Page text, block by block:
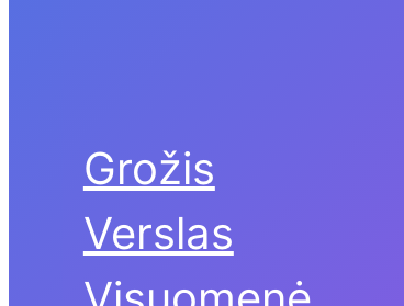
Grožis
Verslas